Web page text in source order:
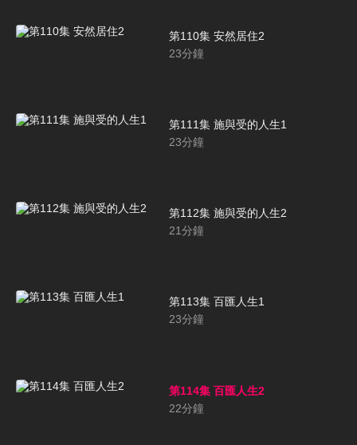
第110集 安然居住2
23分鐘
第111集 施與受的人生1
23分鐘
第112集 施與受的人生2
21分鐘
第113集 百匯人生1
23分鐘
第114集 百匯人生2
22分鐘